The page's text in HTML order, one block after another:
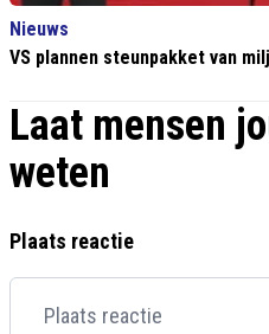
Nieuws
VS plannen steunpakket van
Laat mensen
weten
Plaats reactie